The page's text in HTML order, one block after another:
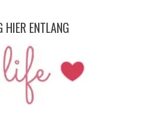
ENTLANG